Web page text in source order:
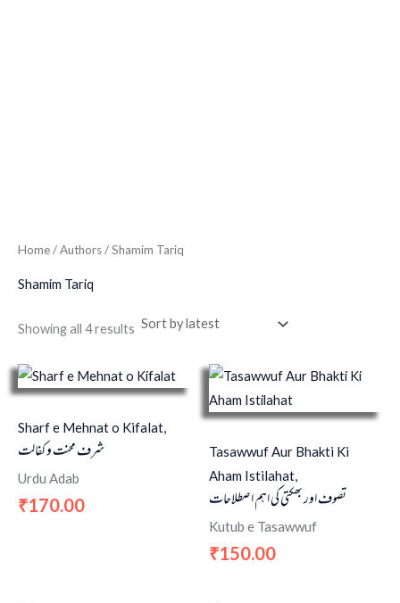
Home/ Authors / Shamim Tariq
Shamim Tariq
Showing all 4 results
Sharf e Mehnat o Kifalat,
شرف محنت و کفالت
Urdu Adab
₹170.00
Tasawwuf Aur Bhakti Ki
Aham Istilahat,
تصوف اور بھکتی کی اہم اصطلاحات
Kutub e Tasawwuf
₹150.00